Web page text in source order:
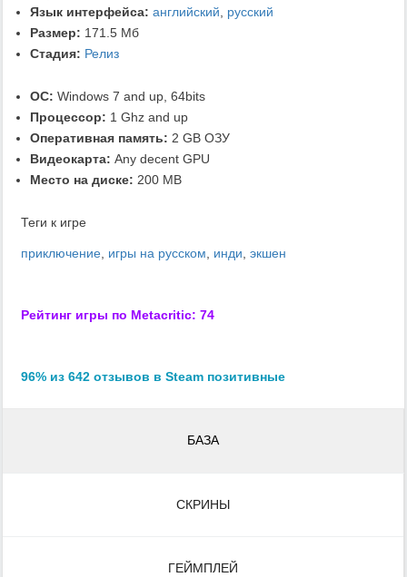
Язык интерфейса: английский
русский
Размер: 171.5 Мб
Стадия: Релиз
ОС: Windows 7 and up, 64bits
Процессор: 1 Ghz and up
Оперативная память: 2 GB ОЗУ
Видеокарта: Any decent GPU
Место на диске: 200 MB
Теги к игре
приключение игры на русском инди экшен
Рейтинг игры по Metacritic: 74
96% из 642 отзывов в Steam позитивные
БАЗА
СКРИНЫ
ГЕЙМПЛЕЙ